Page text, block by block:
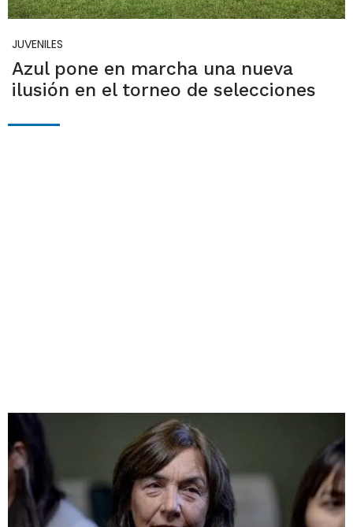
JUVENILES
Azul pone en marcha una nueva
ilusión en el torneo de selecciones